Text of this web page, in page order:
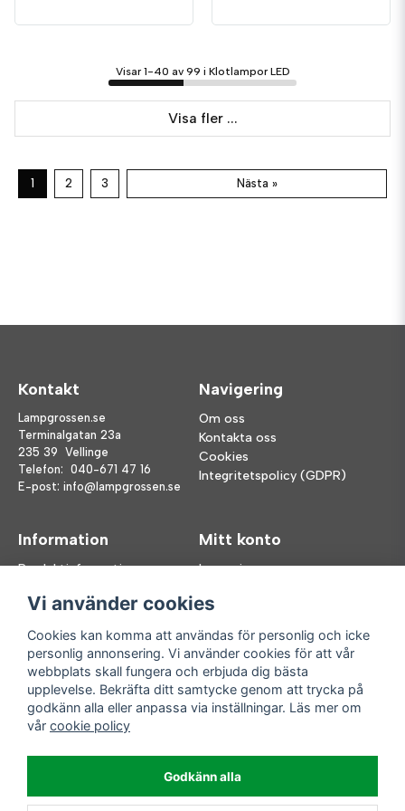
Visar 1-40 av 99 i Klotlampor LED
Visa fler ...
1 2 3 Nästa »
Kontakt
Lampgrossen.se
Terminalgatan 23a
235 39 Vellinge
Telefon: 040-671 47 16
E-post: info@lampgrossen.se
Navigering
Om oss
Kontakta oss
Cookies
Integritetspolicy (GDPR)
Information
Produktinformation
FAQ
Mitt konto
Logga in
Glömt lösenord?
Följ oss
Facebook
Instagram
Handla enkelt
Enkla leveranser
Vi använder cookies
Cookies kan komma att användas för personlig och icke
personlig annonsering. Vi använder cookies för att vår
webbplats skall fungera och erbjuda dig bästa
upplevelse. Bekräfta ditt samtycke genom att trycka på
godkänn alla eller anpassa via inställningar. Läs mer om
vår cookie policy
Godkänn alla